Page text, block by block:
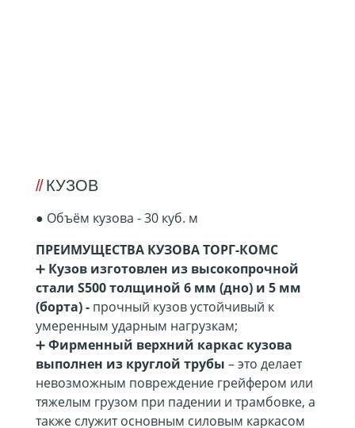
КУЗОВ
● Объём кузова - 30 куб. м
ПРЕИМУЩЕСТВА КУЗОВА ТОРГ-КОМС
➕ Кузов изготовлен из высокопрочной
стали S500 толщиной 6 мм (дно) и 5 мм
(борта) - прочный кузов устойчивый к
умеренным ударным нагрузкам;
➕Фирменный верхний каркас кузова
выполнен из круглой трубы – это делает
невозможным повреждение грейфером или
тяжелым грузом при падении и трамбовке, а
также служит основным силовым каркасом